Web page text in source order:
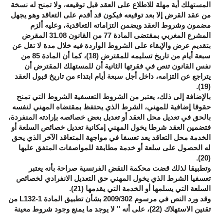
المستهلك أية مهلة للاطلاع على العقد قبل توقيعه، ولا تمنح له نسخة
من عقد القرض إلا بعد توقيعه فيكون قد أقدم على التعاقد وهو يجهل
مضمون وشروط العقد ويضمن التزاماته التعاقدية، وعليه ألزم
المشرع المغربي بمقتضى المادة 77 من القانون 31.08 المقرض
بتقديم عرض والإبقاء على الشروط الواردة فيه خلال مدة لا تقل عن
سبعة أيام من تاريخ تسليمه للمقترض (18)، كما أن المادة 85 من
نفس القانون تنص في فقرتها الثانية أن للمستهلك المقترض أن
يتراجع عن التزامه، داخل أجل سبعة أيام ابتداء من تاريخ قبول العقد
(19).
بالإضافة إلى ذلك، يعتبر من الشروط التعسفية الشروط التي تمنح
حقوقا إضافية للمهني، الشرط الذي يحتفظ بمقتضاه المهني لنفسه
بالحق في تعديل محل العقد أو تعديل بعض خصائصه بإرادته المنفردة،
فتضمين العقد شرطا يخول المهني إمكانية تعديل خصائص السلعة أو
الخدمة محل التعاقد يعد تعسفا في مواجهة المتعاقد الآخر الذي يحق
له الحصول على سلعة أو خدمة مطابقة للمواصفات المتفق عليها
(20).
وتطبيقا لذلك قضت محكمة النقض الفرنسية صراحة بأنه يعتبر
تعسفيا الشرط الذي يخول المهني حق التعديل الانفرادي لخصائص
السلعة التي يسلمها أو الخدمة التي يقدمها (21)
.
وقد ورد النص في مرسوم 2009/302 بشأن تطبيق المادة
L132-1 من
تقنين الاستهلاك (22)، على أنه " لا يوجد ما يمنع وجود شروط معينة